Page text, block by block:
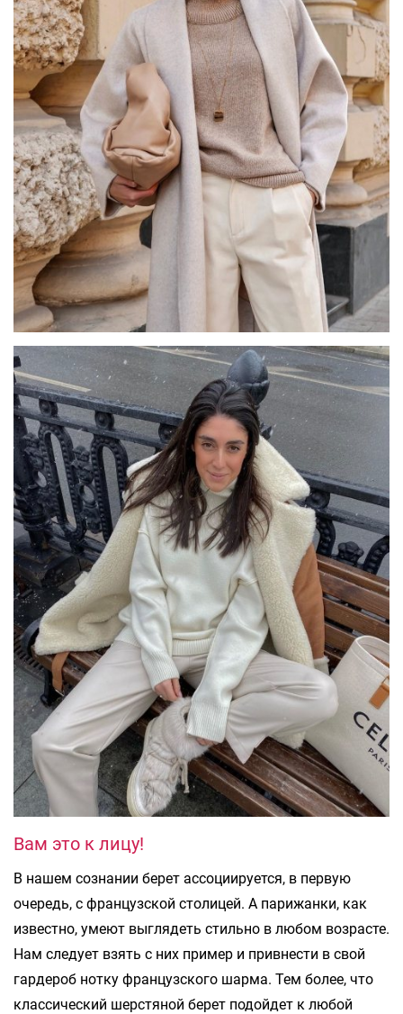
Вам это к лицу!
В нашем сознании берет ассоциируется, в первую
очередь, с французской столицей. А парижанки, как
известно, умеют выглядеть стильно в любом возрасте.
Нам следует взять с них пример и привнести в свой
гардероб нотку французского шарма. Тем более, что
классический шерстяной берет подойдет к любой